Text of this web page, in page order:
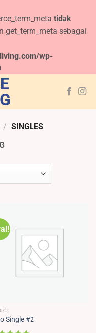
tidak
get_term_meta sebagai
wp-
/ SINGLES
Single #2